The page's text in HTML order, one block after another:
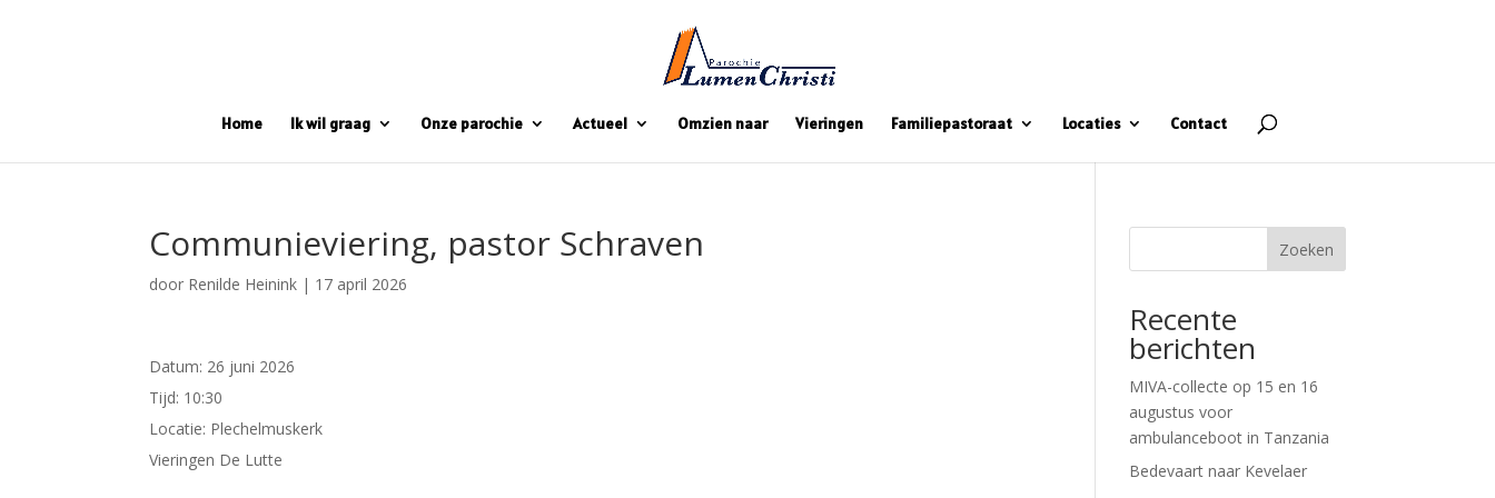
Home Ik wil graag Onze parochie Actueel Omzien naar Vieringen Familiepastoraat Locaties Contact
Communieviering, pastor Schraven
door Renilde Heinink | 17 april 2026
Datum: 26 juni 2026
Tijd: 10:30
Locatie: Plechelmuskerk
Vieringen De Lutte
Zoeken
Recente
berichten
MIVA-collecte op 15 en 16
augustus voor
ambulanceboot in Tanzania
Bedevaart naar Kevelaer